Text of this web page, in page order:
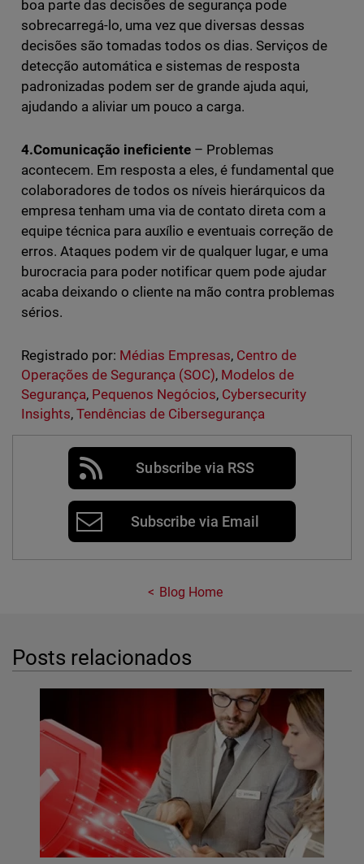
boa parte das decisões de segurança pode
sobrecarregá-lo, uma vez que diversas dessas
decisões são tomadas todos os dias. Serviços de
detecção automática e sistemas de resposta
padronizadas podem ser de grande ajuda aqui,
ajudando a aliviar um pouco a carga.
4.Comunicação ineficiente – Problemas
acontecem. Em resposta a eles, é fundamental que
colaboradores de todos os níveis hierárquicos da
empresa tenham uma via de contato direta com a
equipe técnica para auxílio e eventuais correção de
erros. Ataques podem vir de qualquer lugar, e uma
burocracia para poder notificar quem pode ajudar
acaba deixando o cliente na mão contra problemas
sérios.
Registrado por: Médias Empresas, Centro de
Operações de Segurança (SOC), Modelos de
Segurança, Pequenos Negócios, Cybersecurity
Insights, Tendências de Cibersegurança
Subscribe via RSS
Subscribe via Email
Blog Home
Posts relacionados